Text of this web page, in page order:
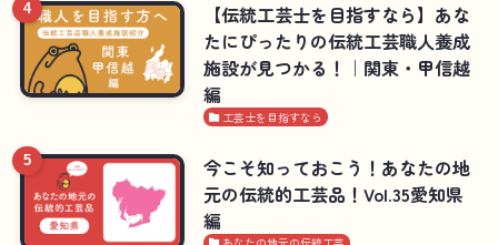
【伝統工芸士を目指すなら】あな
たにぴったりの伝統工芸職人養成
施設が見つかる！｜関東・甲信越
編
工芸士を目指すなら
今こそ知っておこう！あなたの地
元の伝統的工芸品！Vol.35愛知県
編